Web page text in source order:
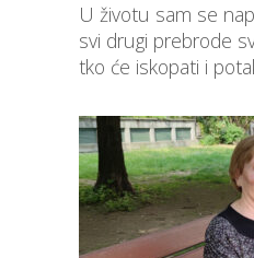
U životu sam se
svi drugi prebrode
tko će iskopati i